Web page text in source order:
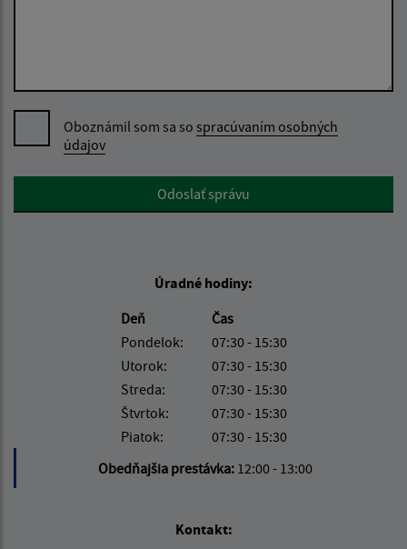
Oboznámil som sa so spracúvaním osobných
údajov
Google reCaptcha ResponseOdoslať správu
Úradné hodiny:
Deň
Čas
Pondelok:
07:30 - 15:30
Utorok:
07:30 - 15:30
Streda:
07:30 - 15:30
Štvrtok:
07:30 - 15:30
Piatok:
07:30 - 15:30
Obedňajšia prestávka: 12:00 - 13:00
Kontakt: